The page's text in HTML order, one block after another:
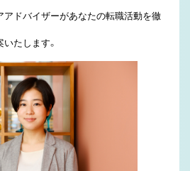
アドバイザーがあなたの転職活動を徹
たします。